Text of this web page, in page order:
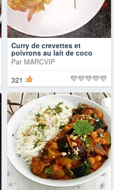
Curry de crevettes et
poivrons au lait de coco
Par MARCVIP
321